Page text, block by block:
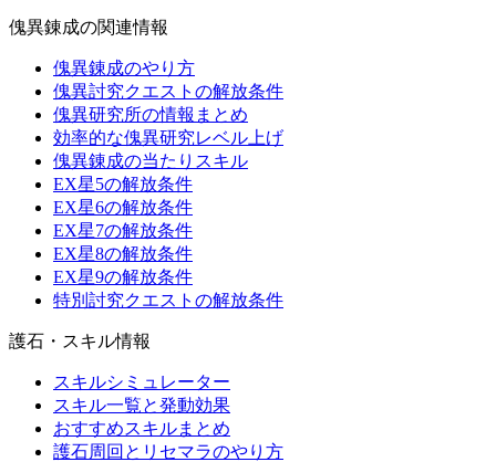
傀異錬成の関連情報
傀異錬成のやり方
傀異討究クエストの解放条件
傀異研究所の情報まとめ
効率的な傀異研究レベル上げ
傀異錬成の当たりスキル
EX星5の解放条件
EX星6の解放条件
EX星7の解放条件
EX星8の解放条件
EX星9の解放条件
特別討究クエストの解放条件
護石・スキル情報
スキルシミュレーター
スキル一覧と発動効果
おすすめスキルまとめ
護石周回とリセマラのやり方